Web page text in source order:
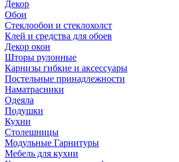
Декор
Обои
Стеклообои и стеклохолст
Клей и средства для обоев
Декор окон
Шторы рулонные
Карнизы гибкие и аксессуары
Постельные принадлежности
Наматрасники
Одеяла
Подушки
Кухни
Столешницы
Модульные Гарнитуры
Мебель для кухни